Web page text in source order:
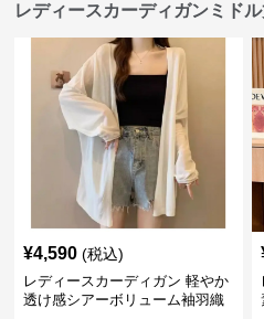
レディースカーディガンミド
¥4,590 (税込)
レディースカーディガン 軽やか
透け感シアーボリューム袖羽織